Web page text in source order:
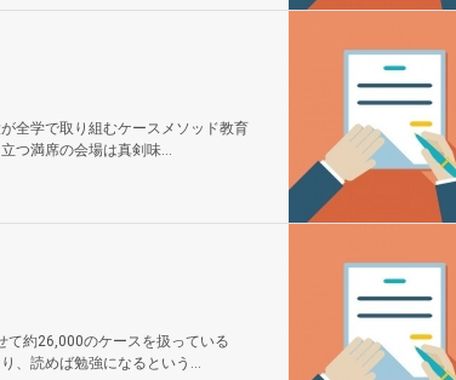
全学で取り組むケースメソッド教育
つ満席の会場は真剣味...
て約26,000のケースを扱っている
、読めば勉強になるという...